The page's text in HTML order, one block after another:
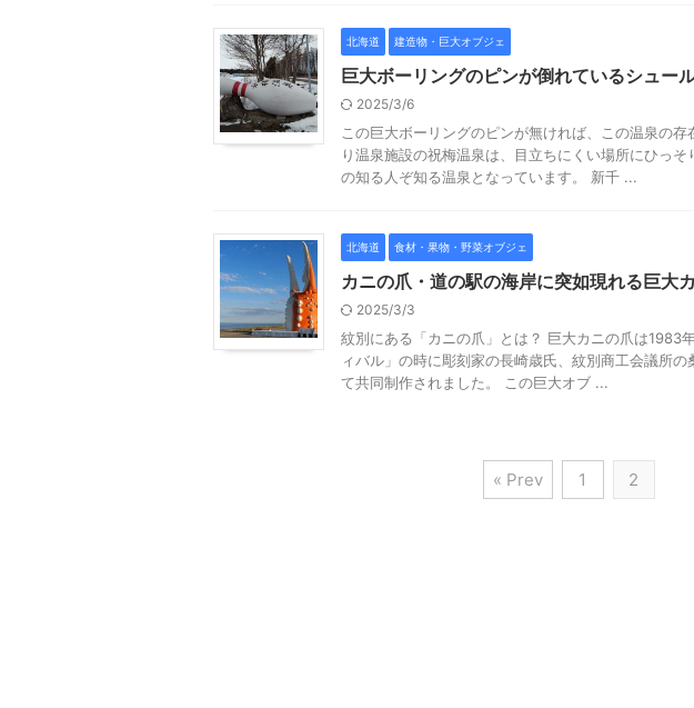
北海道 建造物・巨大オブジェ
巨大ボーリングのピンが倒れているシュー
2025/3/6
この巨大ボーリングのピンが無ければ、この温泉の
り温泉施設の祝梅温泉は、目立ちにくい場所にひっ
の知る人ぞ知る温泉となっています。 新千 ...
北海道 食材・果物・野菜オブジェ
カニの爪・道の駅の海岸に突如現れる巨大
2025/3/3
紋別にある「カニの爪」とは？ 巨大カニの爪は1983
ィバル」の時に彫刻家の長崎歳氏、紋別商工会議所
て共同制作されました。 この巨大オブ ...
« Prev 1 2